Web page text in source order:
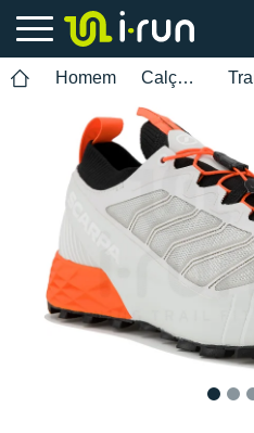
Homem Calçados